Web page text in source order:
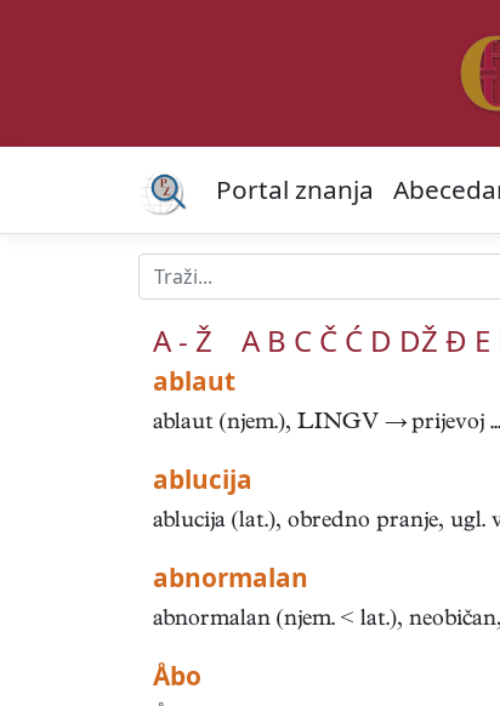
Portal znanja
A - Ž A B C Č Ć D DŽ Đ E
ablaut
ablaut (njem.), LINGV → prijevoj ...
ablucija
ablucija (lat.), obredno pranje,
abnormalan
abnormalan (njem. < lat.),
Åbo